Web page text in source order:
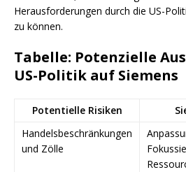
Herausforderungen durch die US-
zu können.
Tabelle: Potenzielle
US-Politik auf Siemens
Potentielle Risiken
Handelsbeschränkungen
und Zölle